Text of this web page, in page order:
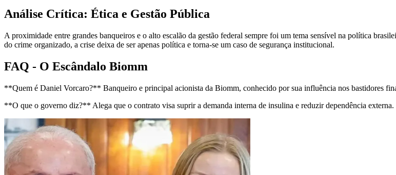
Análise Crítica: Ética e Gestão Pública
A proximidade entre grandes banqueiros e o alto escalão da gestão federal sempre foi um tema sensível na política
do crime organizado, a crise deixa de ser apenas política e torna-se um caso de segurança institucional.
FAQ - O Escândalo Biomm
**Quem é Daniel Vorcaro?** Banqueiro e principal acionista da Biomm, conhecido por sua influência nos bastidores
**O que o governo diz?** Alega que o contrato visa suprir a demanda interna de insulina e reduzir dependência externa.